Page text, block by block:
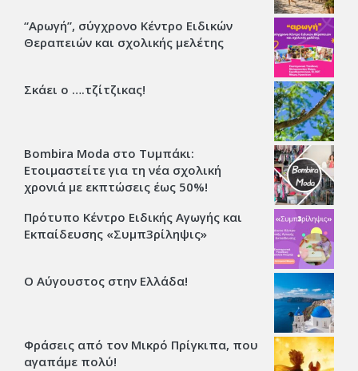
“Αρωγή”, σύγχρονο Κέντρο Ειδικών
Θεραπειών και σχολικής μελέτης
Σκάει ο ….τζίτζικας!
Bombira Moda στο Τυμπάκι:
Ετοιμαστείτε για τη νέα σχολική
χρονιά με εκπτώσεις έως 50%!
Πρότυπο Κέντρο Ειδικής Αγωγής και
Εκπαίδευσης «Συμπ3ρίληψις»
Ο Αύγουστος στην Ελλάδα!
Φράσεις από τον Μικρό Πρίγκιπα, που
αγαπάμε πολύ!